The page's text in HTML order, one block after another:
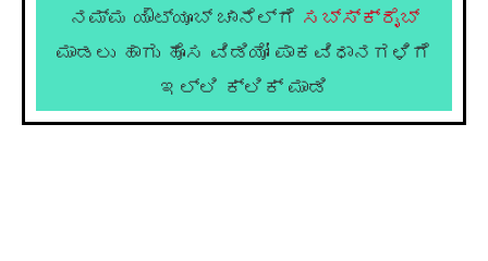
ನಮ್ಮ ಯೌಟ್ಯೂಬ್ ಚಾನೆಲ್ಗೆ ಸಬ್ಸ್ಕ್ರೈಬ್
ಮಾಡಲು ಹಾಗು ಹೊಸ ವಿಡಿಯೋ ಪಾಕವಿಧಾನಗಳಿಗೆ
ಇಲ್ಲಿ ಕ್ಲಿಕ್ ಮಾಡಿ